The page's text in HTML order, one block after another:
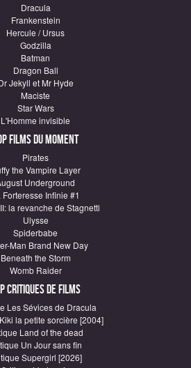
Dracula
Frankenstein
Hercule / Ursus
Godzilla
Batman
Dragon Ball
Jekyll et Mr Hyde
Maciste
Star Wars
L'Homme invisible
Films du moment
Pirates
the Vampire Layer
Underground
Forteresse Infinie #1
la revanche de Stagnetti
Ulysse
Spiderbabe
Man Brand New Day
Beneath the Storm
Womb Raider
critiques de Films
Les Sévices de Dracula
la petite sorcière [2004]
Land of the dead
Un Jour sans fin
Supergirl [2026]